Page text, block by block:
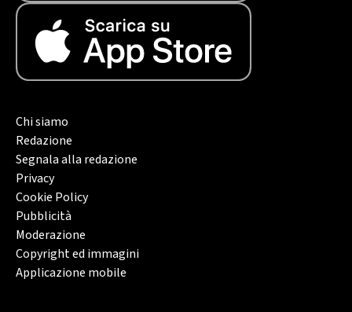
Chi siamo
Redazione
Segnala alla redazione
Privacy
Cookie Policy
Pubblicità
Moderazione
Copyright ed immagini
Applicazione mobile